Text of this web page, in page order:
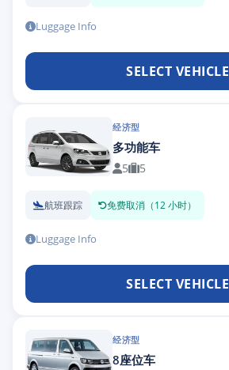
Luggage Info
SELECT VEHICLE
经济型
多功能车
5 5
航班跟踪 免费取消（12 小时）
Luggage Info
SELECT VEHICLE
经济型
8座位车